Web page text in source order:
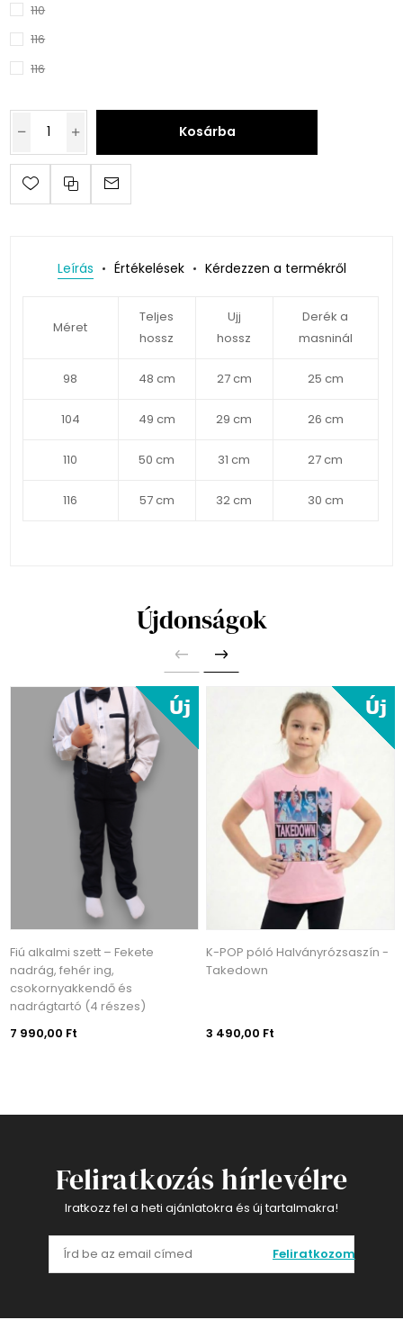
110
116
116
Kosárba
Leírás Értékelések Kérdezzen a termékről
Méret
Teljes
hossz
Ujj
hossz
Derék a
masninál
98 48 cm 27 cm 25 cm
104 49 cm 29 cm 26 cm
110 50 cm 31 cm 27 cm
116 57 cm 32 cm 30 cm
Újdonságok
Fiú alkalmi szett – Fekete
nadrág, fehér ing,
csokornyakkendő és
nadrágtartó (4 részes)
7 990,00 Ft
K-POP póló Halványrózsaszín -
Takedown
3 490,00 Ft
Feliratkozás hírlevélre
Iratkozz fel a heti ajánlatokra és új tartalmakra!
Feliratkozom